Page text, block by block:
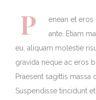
P
enean et
ante. Etiam
eu, aliquam molestie
gravida neque ac eros
Praesent sagittis massa
Suspendisse tincidunt